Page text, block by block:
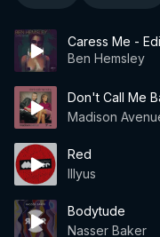
Caress Me -
Ben Hemsley
Don't Call Me
Madison
Red
Illyus
Bodytude
Nasser Baker